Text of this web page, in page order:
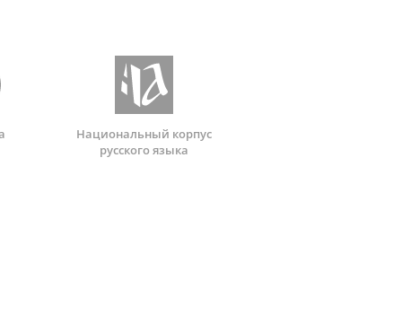
Национальный корпус
русского языка